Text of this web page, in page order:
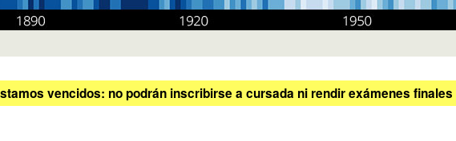
vencidos: no podrán inscribirse a cursada ni rendir exámenes finales